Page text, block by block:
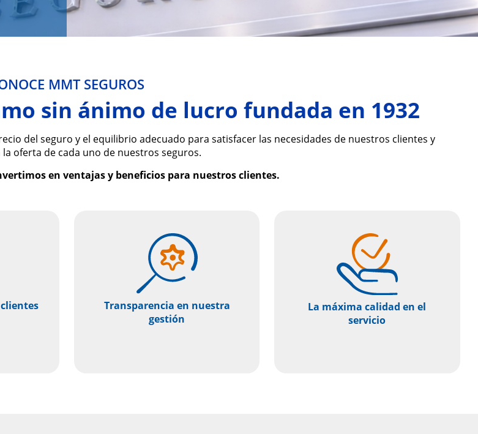
MMT SEGUROS
sin ánimo de lucro fundada en 1932
del seguro y el equilibrio adecuado para satisfacer las necesidades de nuestros clientes y
oferta de cada uno de nuestros seguros.
en ventajas y beneficios para nuestros clientes.
Transparencia en nuestra
gestión
La máxima calidad en el
servicio